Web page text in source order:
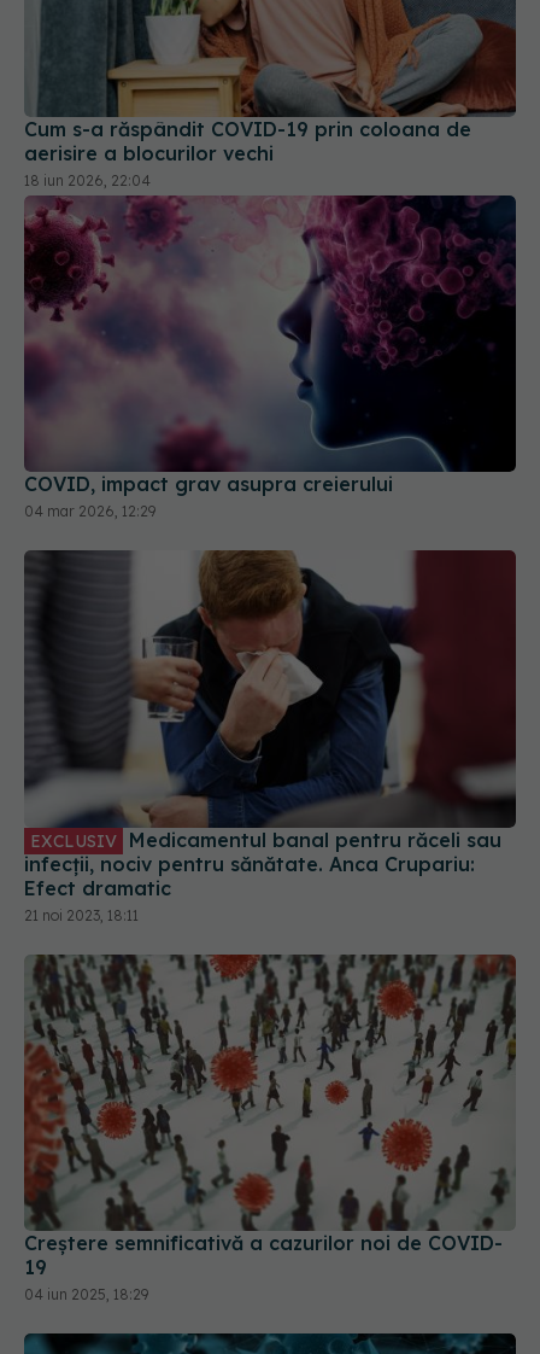
Cum s-a răspândit COVID-19 prin coloana de
aerisire a blocurilor vechi
18 iun 2026, 22:04
COVID, impact grav asupra creierului
04 mar 2026, 12:29
EXCLUSIV
infecții, nociv pentru sănătate. Anca Crupariu:
Efect dramatic
21 noi 2023, 18:11
Creștere semnificativă a cazurilor noi de COVID-
19
04 iun 2025, 18:29